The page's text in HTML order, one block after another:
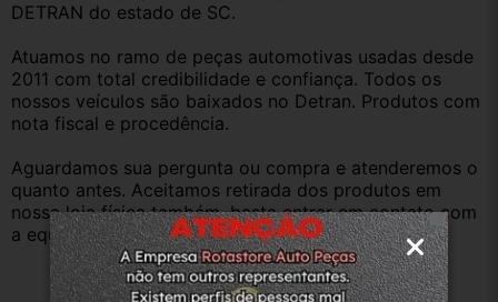
DETRAN do estado de SC.
Atuamos no ramo de peças automotivas usadas desde
2011 com total credibilidade e confiança. Todos os
nossos veículos são baixados no Detran. Produtos com
nota fiscal e procedência.
Aguardamos sua pergunta ou compra e atenderemos o
quanto antes. Aceitamos retirada dos produtos em
nossa loja física também, basta entrar em contato com
a equipe Rotasul e tiramos suas dúvidas.